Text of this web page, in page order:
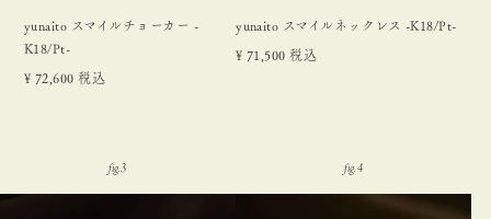
yunaito スマイルチョーカー -
K18/Pt-
¥ 72,600 税込
yunaito スマイルネックレス -K18/Pt-
¥ 71,500 税込